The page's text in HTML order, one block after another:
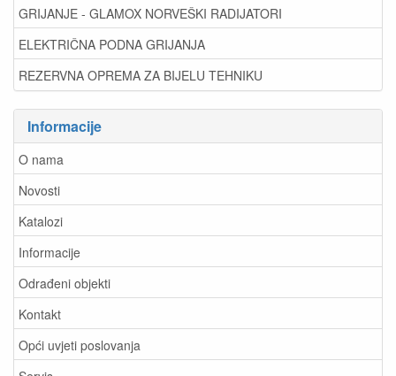
GRIJANJE - GLAMOX NORVEŠKI RADIJATORI
ELEKTRIČNA PODNA GRIJANJA
REZERVNA OPREMA ZA BIJELU TEHNIKU
Informacije
O nama
Novosti
Katalozi
Informacije
Odrađeni objekti
Kontakt
Opći uvjeti poslovanja